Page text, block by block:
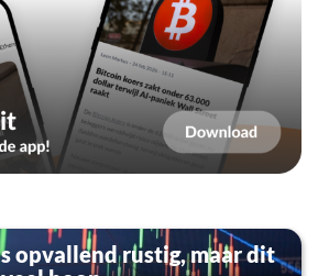
opvallend rustig, maar dit